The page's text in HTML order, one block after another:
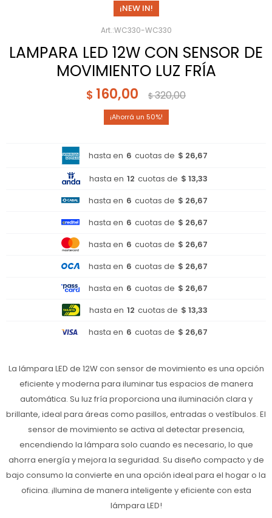
¡NEW IN!
WC330-WC330
LAMPARA LED 12W CON SENSOR DE
MOVIMIENTO LUZ FRÍA
$ 160,00 $320,00
50
hasta en 6 cuotas de $ 26,67
hasta en 12 cuotas de $ 13,33
hasta en 6 cuotas de $ 26,67
hasta en 6 cuotas de $ 26,67
hasta en 6 cuotas de $ 26,67
hasta en 6 cuotas de $ 26,67
hasta en 6 cuotas de $ 26,67
hasta en 12 cuotas de $ 13,33
hasta en 6 cuotas de $ 26,67
La lámpara LED de 12W con sensor de movimiento es una opción
eficiente y moderna para iluminar tus espacios de manera
automática. Su luz fría proporciona una iluminación clara y
brillante, ideal para áreas como pasillos, entradas o vestíbulos. El
sensor de movimiento se activa al detectar presencia,
encendiendo la lámpara solo cuando es necesario, lo que
ahorra energía y mejora la seguridad. Su diseño compacto y de
bajo consumo la convierte en una opción ideal para el hogar o la
oficina. ¡Ilumina de manera inteligente y eficiente con esta
lámpara LED!